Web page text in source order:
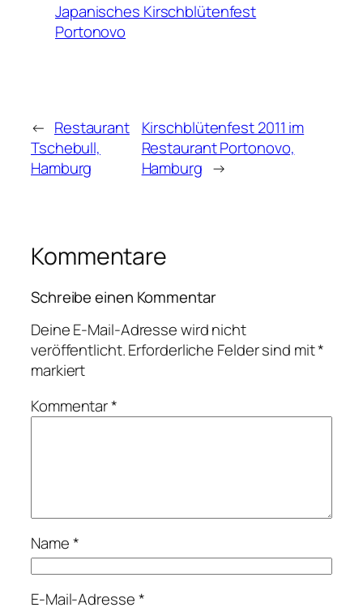
Japanisches Kirschblütenfest
Portonovo
← Restaurant
Tschebull,
Hamburg
Kirschblütenfest 2011 im
Restaurant Portonovo,
Hamburg →
Kommentare
Schreibe einen Kommentar
Deine E-Mail-Adresse wird nicht
veröffentlicht.Erforderliche Felder sind mit*
markiert
Kommentar*
Name*
E-Mail-Adresse*